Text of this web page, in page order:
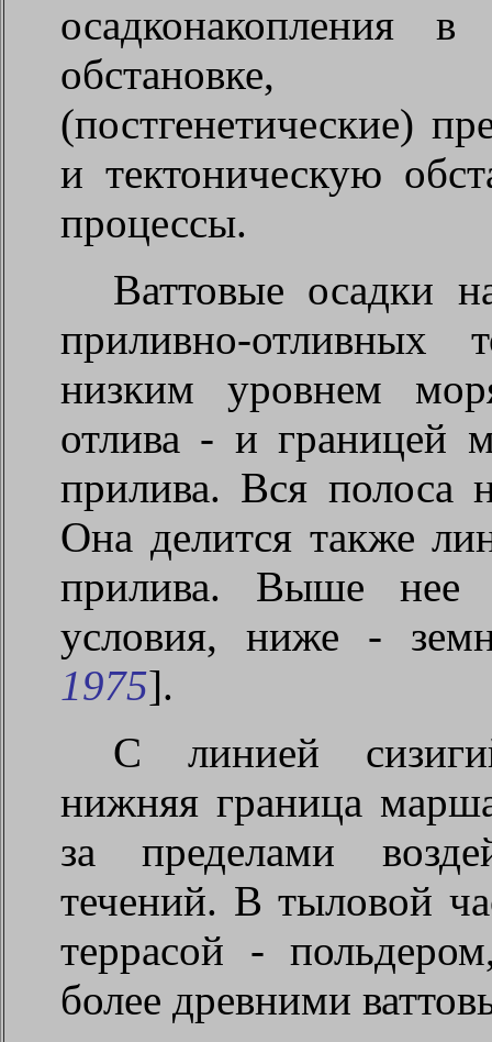
осадконакопления
обстановке,
(постгенетические)
и тектоническую
процессы.
Ваттовые осадки
приливно-
низким уровнем
отлива - и границей
прилива. Вся полоса
Она делится также
прилива. Выше нее
условия, ниже -
1975].
С линией
нижняя граница
за пределами
течений. В тыловой
террасой -
более древними